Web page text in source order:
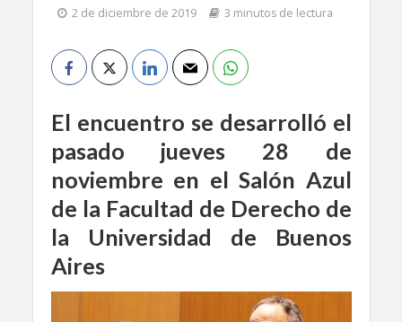
2 de diciembre de 2019 3 minutos de lectura
El encuentro se desarrolló el
pasado jueves 28 de
noviembre en el Salón Azul
de la Facultad de Derecho de
la Universidad de Buenos
Aires